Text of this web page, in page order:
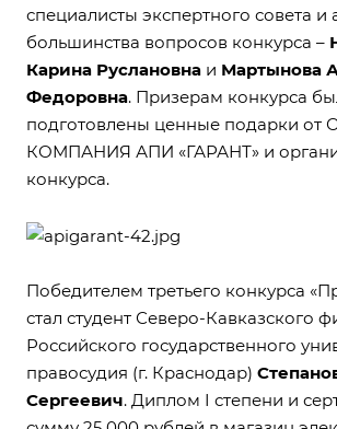
специалисты экспертного совета и
большинства вопросов конкурса –
Карина Руслановна и Мартынова
Федоровна. Призерам конкурса
подготовлены ценные подарки от
КОМПАНИЯ АПИ «ГАРАНТ» и
конкурса.
Победителем третьего конкурса
стал студент Северо-Кавказского
Российского государственного
правосудия (г. Краснодар)
Сергеевич. Диплом I степени и